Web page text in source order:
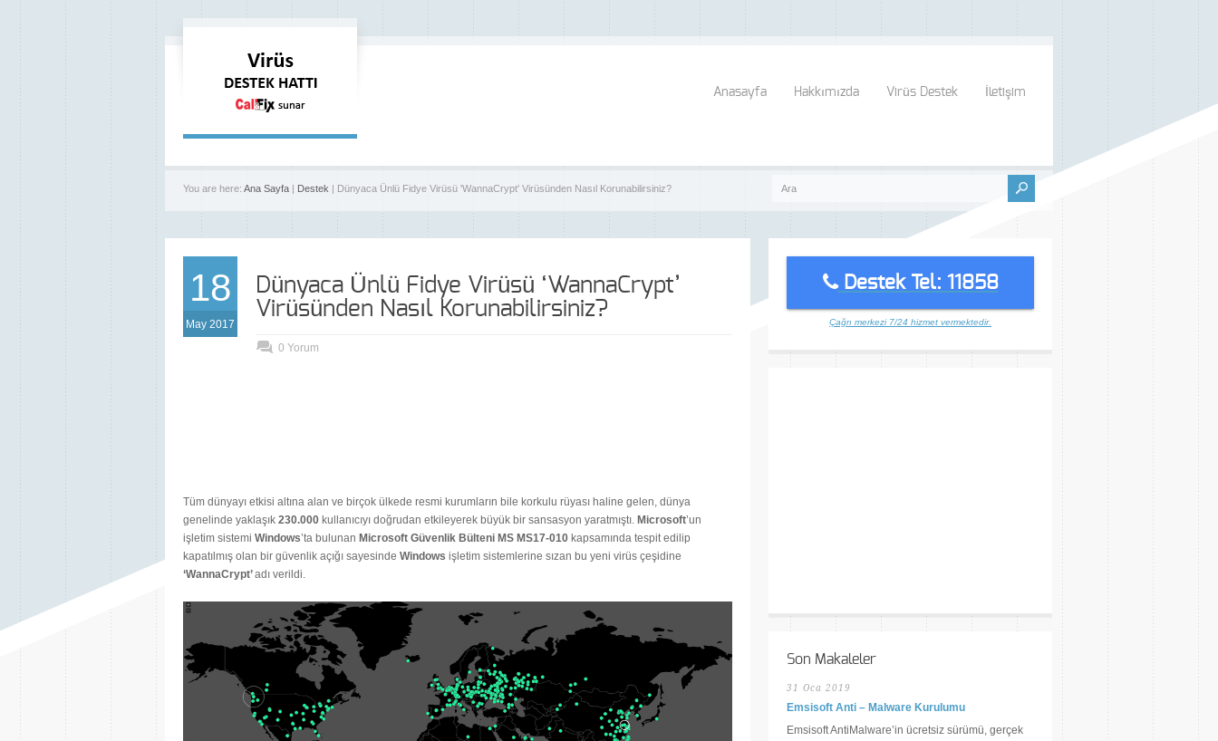
Anasayfa Hakkımızda Virüs Destek İletişim
You are here: Ana Sayfa | Destek | Dünyaca Ünlü Fidye Virüsü 'WannaCrypt' Virüsünden Nasıl Korunabilirsiniz?
18
May 2017
Dünyaca Ünlü Fidye Virüsü ‘WannaCrypt’
Virüsünden Nasıl Korunabilirsiniz?
0 Yorum
Tüm dünyayı etkisi altına alan ve birçok ülkede resmi kurumların bile korkulu rüyası haline gelen, dünya
genelinde yaklaşık 230.000 kullanıcıyı doğrudan etkileyerek büyük bir sansasyon yaratmıştı. Microsoft’un
işletim sistemi Windows’ta bulunan Microsoft Güvenlik Bülteni MS MS17-010 kapsamında tespit edilip
kapatılmış olan bir güvenlik açığı sayesinde Windows işletim sistemlerine sızan bu yeni virüs çeşidine
‘WannaCrypt’adı verildi.
Destek Tel: 11858
Çağrı merkezi 7/24 hizmet vermektedir.
Son Makaleler
31 Oca 2019
Emsisoft Anti – Malware Kurulumu
Emsisoft AntiMalware’in ücretsiz sürümü, gerçek